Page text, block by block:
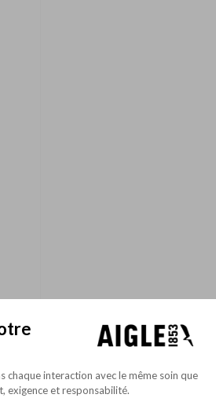
chaque interaction avec le même soin que
exigence et responsabilité.